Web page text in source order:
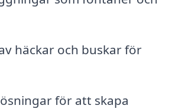
häckar och buskar för
för att skapa